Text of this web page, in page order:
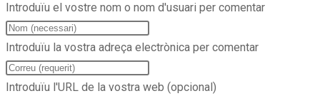
Introduïu el vostre nom o nom d'usuari per comentar
Introduïu la vostra adreça electrònica per comentar
Introduïu l'URL de la vostra web (opcional)